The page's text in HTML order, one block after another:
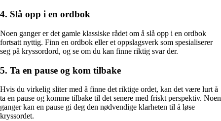
4. Slå opp i en ordbok
Noen ganger er det gamle klassiske rådet om å slå opp i en ordbok
fortsatt nyttig. Finn en ordbok eller et oppslagsverk som spesialiserer
seg på kryssordord, og se om du kan finne riktig svar der.
5. Ta en pause og kom tilbake
Hvis du virkelig sliter med å finne det riktige ordet, kan det være lurt å
ta en pause og komme tilbake til det senere med friskt perspektiv. Noen
ganger kan en pause gi deg den nødvendige klarheten til å løse
kryssordet.